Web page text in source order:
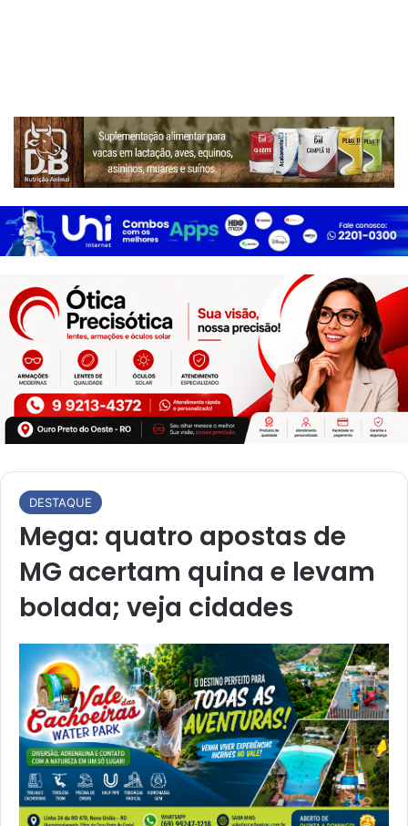
DESTAQUE
Mega: quatro apostas de
MG acertam quina e levam
bolada; veja cidades